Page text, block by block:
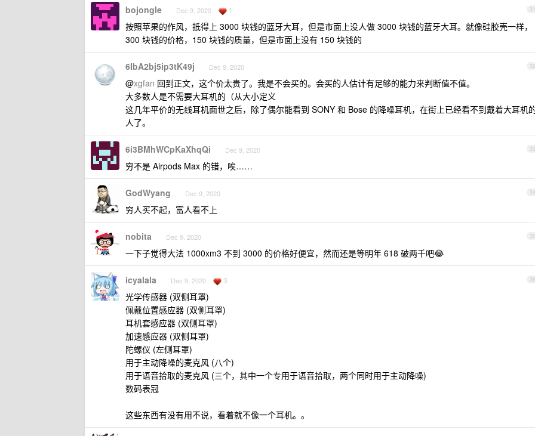
31
bojongle Dec 9, 2020 1
按照苹果的作风，抵得上 3000 块钱的蓝牙大耳，但是市面上没人做 3000 块钱的蓝牙大耳。就像硅胶壳一样，
300 块钱的价格，150 块钱的质量，但是市面上没有 150 块钱的
32
6IbA2bj5ip3tK49j Dec 9, 2020
@xgfan 回到正文，这个价太贵了。我是不会买的。会买的人估计有足够的能力来判断值不值。
大多数人是不需要大耳机的（从大小定义
这几年平价的无线耳机面世之后，除了偶尔能看到 SONY 和 Bose 的降噪耳机，在街上已经看不到戴着大耳机
人了。
33
6i3BMhWCpKaXhqQi Dec 9, 2020
穷不是 Airpods Max 的错，唉……
34
GodWyang Dec 9, 2020
穷人买不起，富人看不上
35
nobita Dec 9, 2020
一下子觉得大法 1000xm3 不到 3000 的价格好便宜，然而还是等明年 618 破两千吧😂
36
icyalala Dec 9, 2020 3
光学传感器 (双侧耳罩)
佩戴位置感应器 (双侧耳罩)
耳机套感应器 (双侧耳罩)
加速感应器 (双侧耳罩)
陀螺仪 (左侧耳罩)
用于主动降噪的麦克风 (八个)
用于语音拾取的麦克风 (三个，其中一个专用于语音拾取，两个同时用于主动降噪)
数码表冠
这些东西有没有用不说，看着就不像一个耳机。。